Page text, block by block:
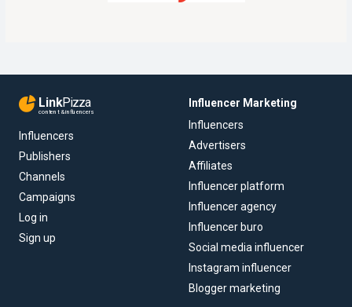
LinkPizza
content & influencers
Influencers
Publishers
Channels
Campaigns
Log in
Sign up
Influencer Marketing
Influencers
Advertisers
Affiliates
Influencer platform
Influencer agency
Influencer buro
Social media influencer
Instagram influencer
Blogger marketing